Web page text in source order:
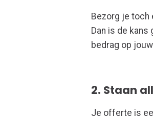
Bezorg je toch
Dan is de
bedrag op
2. Staan
Je offerte is